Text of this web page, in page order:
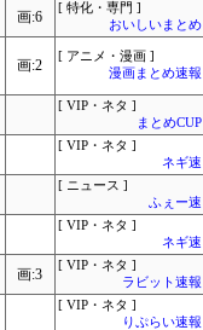
画:6
[ 特化・専門 ]
おいしいまとめ
画:2
[ アニメ・漫画 ]
漫画まとめ速報
[ VIP・ネタ ]
まとめCUP
[ VIP・ネタ ]
ネギ速
[ ニュース ]
ふぇー速
[ VIP・ネタ ]
ネギ速
画:3
[ VIP・ネタ ]
ラビット速報
[ VIP・ネタ ]
りぷらい速報